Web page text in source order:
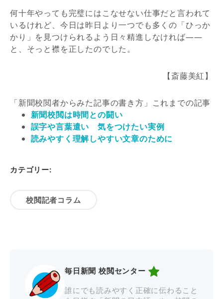
何十年やっても完璧にはこなせない仕事だと言われて
いるけれど、今日は昨日より一つでも多くの「ひっか
かり」を見つけられるよう日々精進しなければ――
と、そっと襟を正したのでした。
【斎藤美紅】
「新聞校閲者からみた記事の書き方」これまでの記事
新聞校閲は時間との闘い
誤字や言葉遣い 気をつけたい実例
読みやすく理解しやすい文章のために
カテゴリー:
校閲記者コラム
毎日新聞 校閲センター
誰にでも読みやすく正確に伝わること